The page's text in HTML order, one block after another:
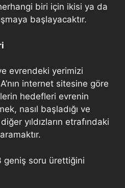
biri için ikisi ya da
başlayacaktır.
evrendeki yerimizi
internet sitesine göre
hedefleri evrenin
nasıl başladığı ve
yıldızların etrafındaki
geniş soru ürettiğini